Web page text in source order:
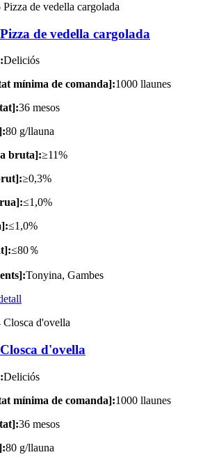
de vedella cargolada
Deliciós
mínima de comanda]:1000 llaunes
36 mesos
80 g/llauna
bruta]:≥11%
≥0,3%
≤1,0%
≤1,0%
≤80％
Tonyina, Gambes
d'ovella
Deliciós
mínima de comanda]:1000 llaunes
36 mesos
80 g/llauna